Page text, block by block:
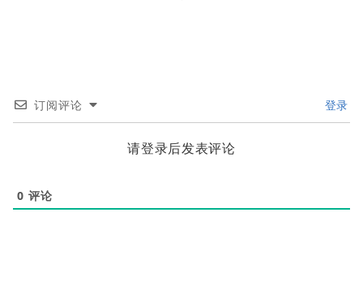
订阅评论 登录
请登录后发表评论
0 评论